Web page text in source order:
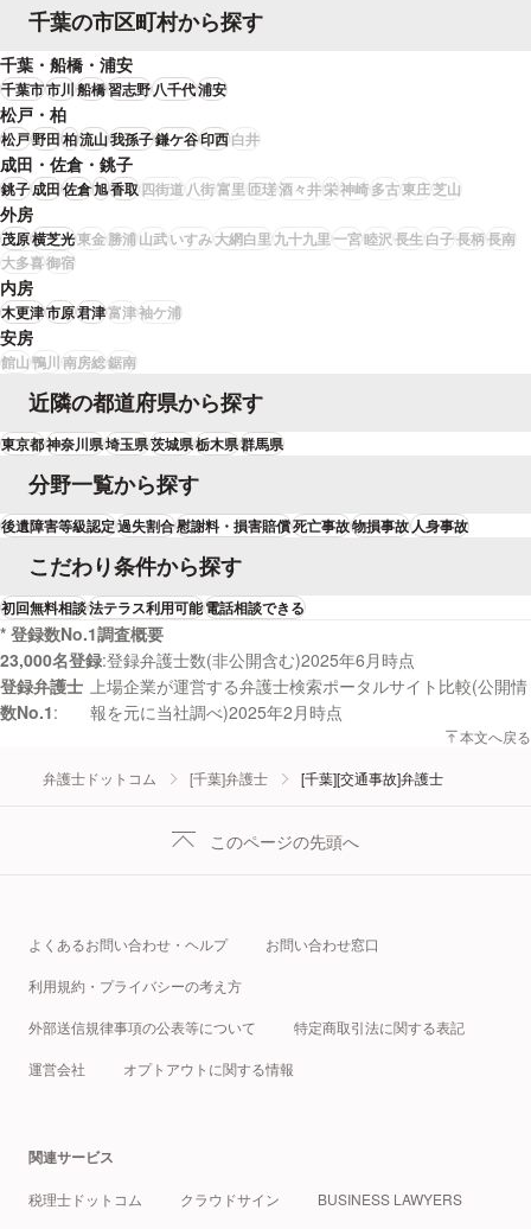
休業損害の支払いをストップするという交渉をしてきました。そこで弁護士
は、Aさんの主治医から休業が必要である旨の診断書を取得するようにAさん
にアドバイスをし、職場からも出勤停止を指示する書面を発行してもらいま
した。その結果、保険会社は休業損害の支払いを継続するよう方針を変更
し、最終的には1年間以上も休業損害の支払いを受けることができました。A
さんは懸命に治療を続けましたが、1年を経過しても痛みが治まることはな
かったため、医師から症状固定の診断を受け、後遺障害の申立てをすること
となりました。後遺障害の申立てにあたっては、事前に弁護士が医師宛の書
面を作成し、必要な検査を実施していただくよう依頼をしていましたので、
医師が神経伝導速度検査を実施し、他覚的所見がある旨を後遺障害診断書に
記載していただきました。その結果、無事に12級13号が認定され、高額賠償
につなげることができました。弁護士に依頼していなければ、14級9号の認
定に留まった可能性も十分にありましたので、Aさんに喜んでいただけて弁
護士としても非常に嬉しい気持ちになりました。
千葉の市区町村から探す
千葉・船橋・浦安
千葉市市川船橋習志野八千代浦安
松戸・柏
松戸野田柏流山我孫子鎌ケ谷印西白井
成田・佐倉・銚子
銚子成田佐倉旭香取四街道八街富里匝瑳酒々井栄神崎多古東庄芝山
外房
茂原横芝光東金勝浦山武いすみ大網白里九十九里一宮睦沢長生白子長柄長南
大多喜御宿
内房
木更津市原君津富津袖ケ浦
安房
館山鴨川南房総鋸南
近隣の都道府県から探す
東京都神奈川県埼玉県茨城県栃木県群馬県
分野一覧から探す
後遺障害等級認定過失割合慰謝料・損害賠償死亡事故物損事故人身事故
こだわり条件から探す
初回無料相談法テラス利用可能電話相談できる
* 登録数No.1調査概要
23,000名登録 登録弁護士数(非公開含む)2025年6月時点
登録弁護士
数No.1
上場企業が運営する弁護士検索ポータルサイト比較(公開情
報を元に当社調べ)2025年2月時点
本文へ戻る
弁護士ドットコム [千葉]弁護士 [千葉][交通事故]弁護士
このページの先頭へ
よくあるお問い合わせ・ヘルプ お問い合わせ窓口
利用規約・プライバシーの考え方
外部送信規律事項の公表等について 特定商取引法に関する表記
運営会社 オプトアウトに関する情報
関連サービス
税理士ドットコム クラウドサイン BUSINESS LAWYERS